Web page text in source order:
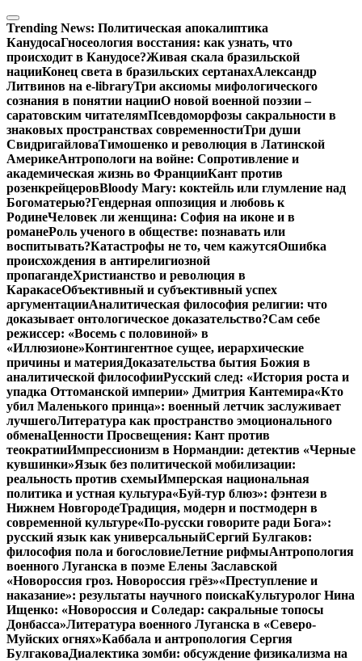
Перейти
к
содержимому
Trending News: Политическая апокалиптика
КанудосаГносеология восстания: как узнать, что
происходит в Канудосе?Живая скала бразильской
нацииКонец света в бразильских сертанахАлександр
Литвинов на e-libraryТри аксиомы мифологического
сознания в понятии нацииО новой военной поэзии –
саратовским читателямПсевдоморфозы сакральности в
знаковых пространствах современностиТри души
СвидригайловаТимошенко и революция в Латинской
АмерикеАнтропологи на войне: Сопротивление и
академическая жизнь во ФранцииКант против
розенкрейцеровBloody Mary: коктейль или глумление над
Богоматерью?Гендерная оппозиция и любовь к
РодинеЧеловек ли женщина: София на иконе и в
романеРоль ученого в обществе: познавать или
воспитывать?Катастрофы не то, чем кажутсяОшибка
происхождения в антирелигиозной
пропагандеХристианство и революция в
КаракасеОбъективный и субъективный успех
аргументацииАналитическая философия религии: что
доказывает онтологическое доказательство?Сам себе
режиссер: «Восемь с половиной» в
«Иллюзионе»Контингентное сущее, иерархические
причины и материяДоказательства бытия Божия в
аналитической философииРусский след: «История роста и
упадка Оттоманской империи» Дмитрия Кантемира«Кто
убил Маленького принца»: военный летчик заслуживает
лучшегоЛитература как пространство эмоционального
обменаЦенности Просвещения: Кант против
теократииИмпрессионизм в Нормандии: детектив «Черные
кувшинки»Язык без политической мобилизации:
реальность против схемыИмперская национальная
политика и устная культура«Буй-тур блюз»: фэнтези в
Нижнем НовгородеТрадиция, модерн и постмодерн в
современной культуре«По-русски говорите ради Бога»:
русский язык как универсальныйСергий Булгаков:
философия пола и богословиеЛетние рифмыАнтропология
военного Луганска в поэме Елены Заславской
«Новороссия гроз. Новороссия грёз»«Преступление и
наказание»: результаты научного поискаКультуролог Нина
Ищенко: «Новороссия и Соледар: сакральные топосы
Донбасса»Литература военного Луганска в «Северо-
Муйских огнях»Каббала и антропология Сергия
БулгаковаДиалектика зомби: обсуждение физикализма на